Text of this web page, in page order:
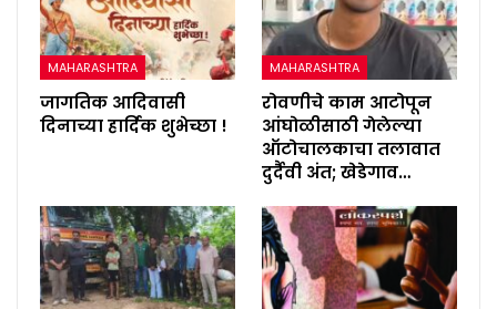
MAHARASHTRA
जागतिक आदिवासी
दिनाच्या हार्दिक शुभेच्छा !
MAHARASHTRA
रोवणीचे काम आटोपून
आंघोळीसाठी गेलेल्या
ऑटोचालकाचा तलावात
दुर्दैवी अंत; खेडेगाव…